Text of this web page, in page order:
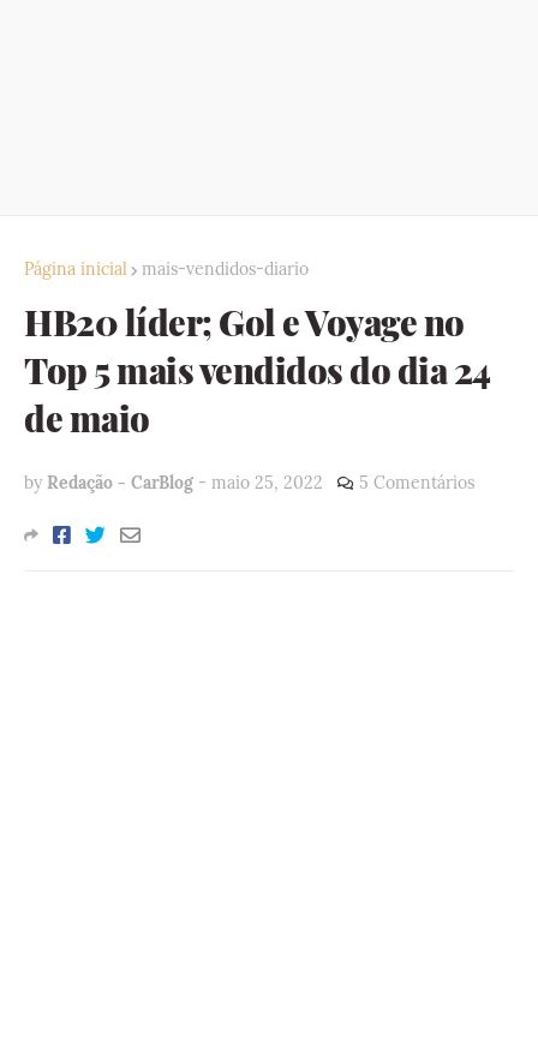
Página inicial mais-vendidos-diario
HB20 líder; Gol e Voyage no
Top 5 mais vendidos do dia 24
de maio
by Redação - CarBlog - maio 25, 2022 5 Comentários